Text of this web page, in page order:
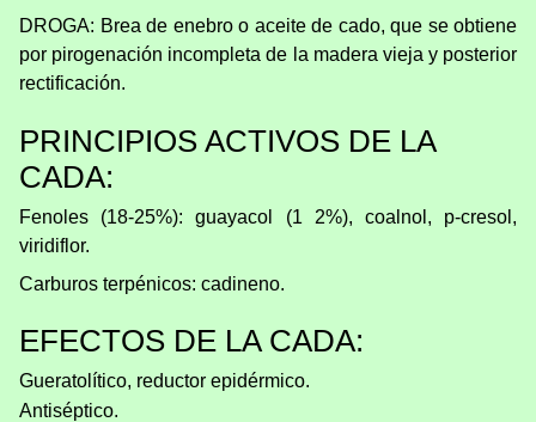
DROGA: Brea de enebro o aceite de cado, que se obtiene
por pirogenación incompleta de la madera vieja y posterior
rectificación.
PRINCIPIOS ACTIVOS DE LA
CADA:
Fenoles (18-25%): guayacol (1 2%), coalnol, p-cresol,
viridiflor.
Carburos terpénicos: cadineno.
EFECTOS DE LA CADA:
Gueratolítico, reductor epidérmico.
Antiséptico.